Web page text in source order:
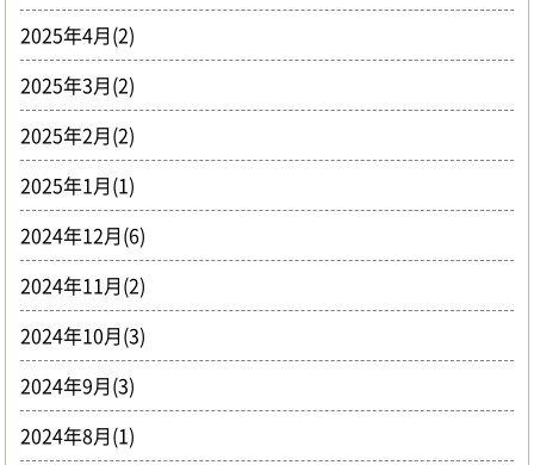
2025年4月(2)
2025年3月(2)
2025年2月(2)
2025年1月(1)
2024年12月(6)
2024年11月(2)
2024年10月(3)
2024年9月(3)
2024年8月(1)